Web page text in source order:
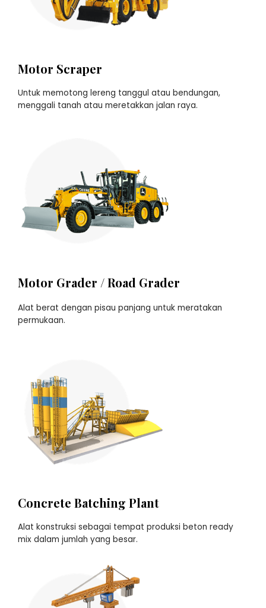
Motor Scraper
Untuk memotong lereng tanggul atau bendungan,
menggali tanah atau meretakkan jalan raya.
Motor Grader / Road Grader
Alat berat dengan pisau panjang untuk meratakan
permukaan.
Concrete Batching Plant
Alat konstruksi sebagai tempat produksi beton ready
mix dalam jumlah yang besar.